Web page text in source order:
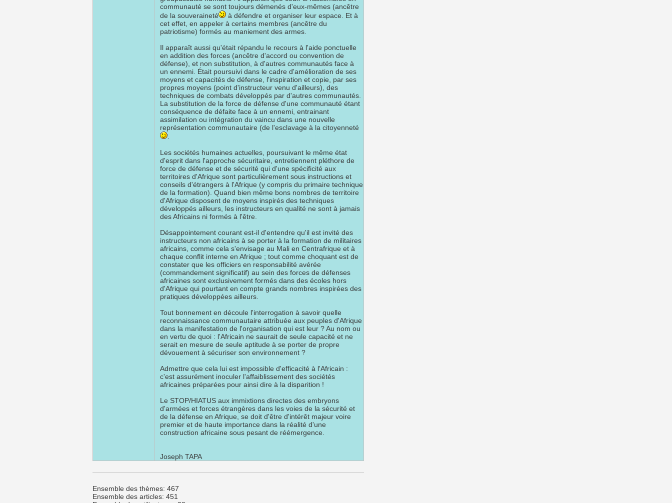
communauté se sont toujours démenés d'eux-mêmes (ancêtre
de la souveraineté
à défendre et organiser leur espace. Et à
cet effet, en appeler à certains membres (ancêtre du
patriotisme) formés au maniement des armes.
Il apparaît aussi qu'était répandu le recours à l'aide ponctuelle
en addition des forces (ancêtre d'accord ou convention de
défense), et non substitution, à d'autres communautés face à
un ennemi. Était poursuivi dans le cadre d'amélioration de ses
moyens et capacités de défense, l'inspiration et copie, par ses
propres moyens (point d'instructeur venu d'ailleurs), des
techniques de combats développés par d'autres communautés.
La substitution de la force de défense d'une communauté étant
conséquence de défaite face à un ennemi, entrainant
assimilation ou intégration du vaincu dans une nouvelle
représentation communautaire (de l'esclavage à la citoyenneté
Les sociétés humaines actuelles, poursuivant le même état
d'esprit dans l'approche sécuritaire, entretiennent pléthore de
force de défense et de sécurité qui d'une spécificité aux
territoires d'Afrique sont particulièrement sous instructions et
conseils d'étrangers à l'Afrique (y compris du primaire technique
de la formation). Quand bien même bons nombres de territoire
d'Afrique disposent de moyens inspirés des techniques
développés ailleurs, les instructeurs en qualité ne sont à jamais
des Africains ni formés à l'être.
Désappointement courant est-il d'entendre qu'il est invité des
instructeurs non africains à se porter à la formation de militaires
africains, comme cela s'envisage au Mali en Centrafrique et à
chaque conflit interne en Afrique ; tout comme choquant est de
constater que les officiers en responsabilité avérée
(commandement significatif) au sein des forces de défenses
africaines sont exclusivement formés dans des écoles hors
d'Afrique qui pourtant en compte grands nombres inspirées des
pratiques développées ailleurs.
Tout bonnement en découle l'interrogation à savoir quelle
reconnaissance communautaire attribuée aux peuples d'Afrique
dans la manifestation de l'organisation qui est leur ? Au nom ou
en vertu de quoi : l'Africain ne saurait de seule capacité et ne
serait en mesure de seule aptitude à se porter de propre
dévouement à sécuriser son environnement ?
Admettre que cela lui est impossible d'efficacité à l'Africain :
c'est assurément inoculer l'affaiblissement des sociétés
africaines préparées pour ainsi dire à la disparition !
Le STOP/HIATUS aux immixtions directes des embryons
d'armées et forces étrangères dans les voies de la sécurité et
de la défense en Afrique, se doit d'être d'intérêt majeur voire
premier et de haute importance dans la réalité d'une
construction africaine sous pesant de réémergence.
Joseph TAPA
Ensemble des thèmes: 467
Ensemble des articles: 451